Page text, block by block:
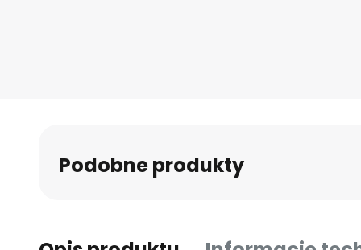
Podobne produkty